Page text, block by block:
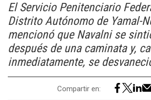
El Servicio Penitenciario
Distrito Autónomo de Yamal-
mencionó que Navalni se
después de una caminata y,
inmediatamente, se
Compartir en: